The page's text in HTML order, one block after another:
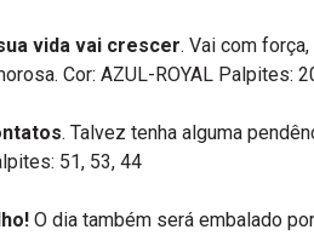
vida vai crescer. Vai com
Cor: AZUL-ROYAL Palpites:
. Talvez tenha alguma
51, 53, 44
O dia também será embalado